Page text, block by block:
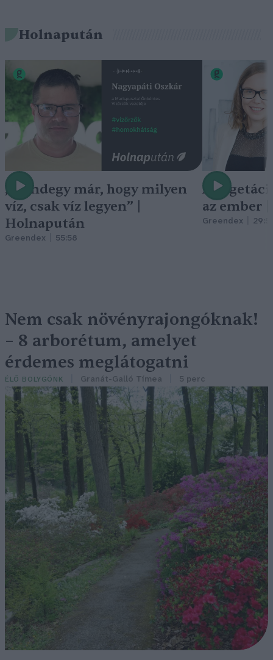
Holnapután
„Mindegy már, hogy milyen
víz, csak víz legyen” |
Holnapután
Greendex 55:58
A
az ember
Greendex
Nem csak növényrajongóknak!
– 8 arborétum, amelyet
érdemes meglátogatni
ÉLŐ BOLYGÓNK Granát-Galló Tímea 5 perc